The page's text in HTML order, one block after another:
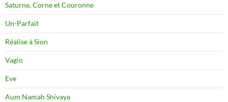
Saturne, Corne et Couronne
Un-Parfait
Réalise à Sion
Vagin
Eve
Aum Namah Shivaya